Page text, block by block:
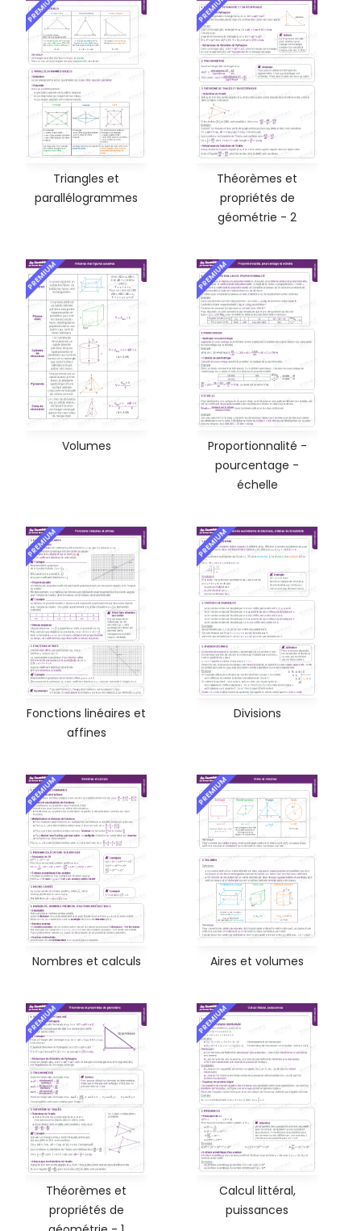
PREMIUM
Triangles et
parallélogrammes
PREMIUM
Théorèmes et
propriétés de
géométrie - 2
PREMIUM
Volumes
PREMIUM
Proportionnalité -
pourcentage -
échelle
PREMIUM
Fonctions linéaires et
affines
PREMIUM
Divisions
PREMIUM
Nombres et calculs
PREMIUM
Aires et volumes
PREMIUM
Théorèmes et
propriétés de
PREMIUM
Calcul littéral,
puissances